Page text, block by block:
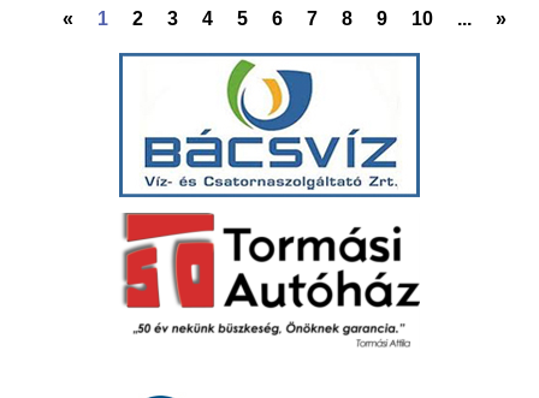
« 1 2 3 4 5 6 7 8 9 10 ... »